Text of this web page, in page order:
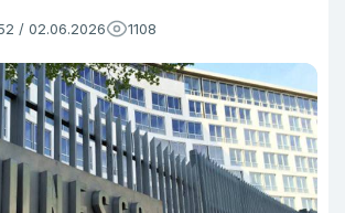
/ 02.06.2026 1108